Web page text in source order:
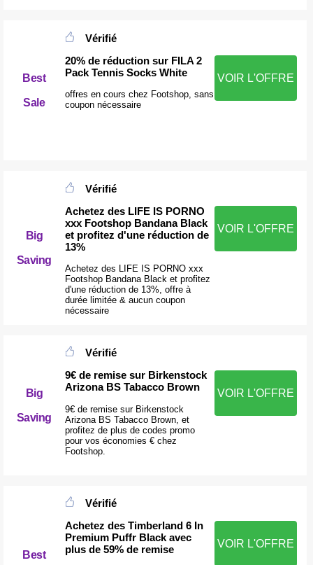
Best
Sale
Vérifié
20% de réduction sur FILA 2
Pack Tennis Socks White
offres en cours chez Footshop, sans
coupon nécessaire
VOIR L'OFFRE
Big
Saving
Vérifié
Achetez des LIFE IS PORNO
xxx Footshop Bandana Black
et profitez d'une réduction de
13%
Achetez des LIFE IS PORNO xxx
Footshop Bandana Black et profitez
d'une réduction de 13%, offre à
durée limitée & aucun coupon
nécessaire
VOIR L'OFFRE
Big
Saving
Vérifié
9€ de remise sur Birkenstock
Arizona BS Tabacco Brown
9€ de remise sur Birkenstock
Arizona BS Tabacco Brown, et
profitez de plus de codes promo
pour vos économies € chez
Footshop.
VOIR L'OFFRE
Best
Vérifié
Achetez des Timberland 6 In
Premium Puffr Black avec
plus de 59% de remise
VOIR L'OFFRE